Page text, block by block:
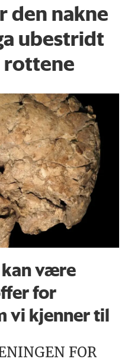
den nakne
ubestridt
rottene
være
for
vi kjenner til
FOR